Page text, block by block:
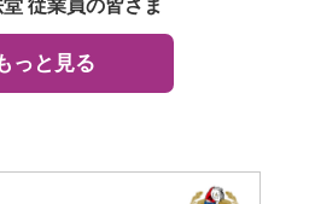
従業員の皆さま
っと見る